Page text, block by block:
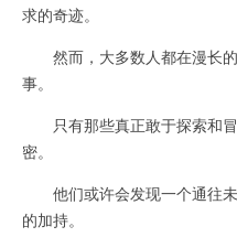
求的奇迹。
然而，大多数人都在漫长的
事。
只有那些真正敢于探索和冒
密。
他们或许会发现一个通往未
的加持。